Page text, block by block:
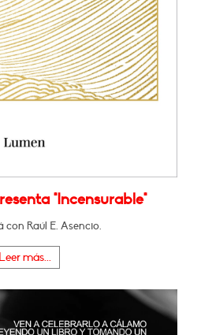
"Incensurable"
con Raúl E. Asencio.
Leer más...